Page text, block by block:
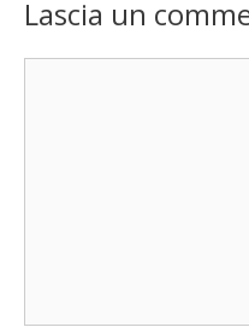
Lascia un